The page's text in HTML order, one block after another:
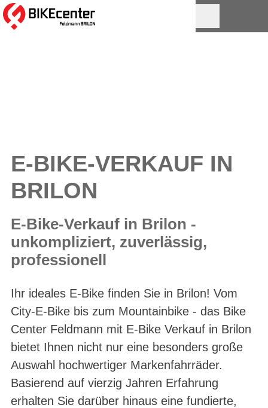
E-BIKE-VERKAUF IN
BRILON
E-Bike-Verkauf in Brilon -
unkompliziert, zuverlässig,
professionell
Ihr ideales E-Bike finden Sie in Brilon! Vom
City-E-Bike bis zum Mountainbike - das Bike
Center Feldmann mit E-Bike Verkauf in Brilon
bietet Ihnen nicht nur eine besonders große
Auswahl hochwertiger Markenfahrräder.
Basierend auf vierzig Jahren Erfahrung
erhalten Sie darüber hinaus eine fundierte,